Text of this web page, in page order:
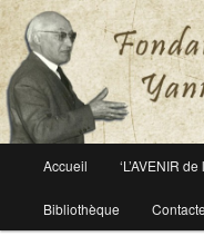
Fondation
Le site officiel de la
principal
Aller
au
Accueil ‘L’AVENIR
Bibliothèque